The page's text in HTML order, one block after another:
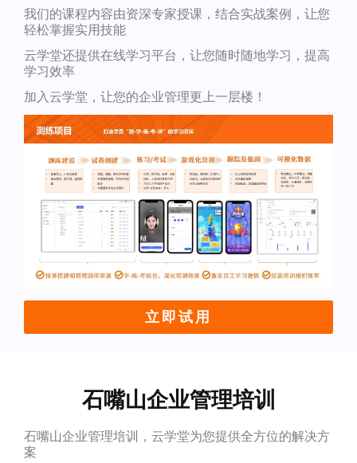
我们的课程内容由资深专家授课，结合实战案例，让您
轻松掌握实用技能
云学堂还提供在线学习平台，让您随时随地学习，提高
学习效率
加入云学堂，让您的企业管理更上一层楼！
立即试用
石嘴山企业管理培训
石嘴山企业管理培训，云学堂为您提供全方位的解决方
案